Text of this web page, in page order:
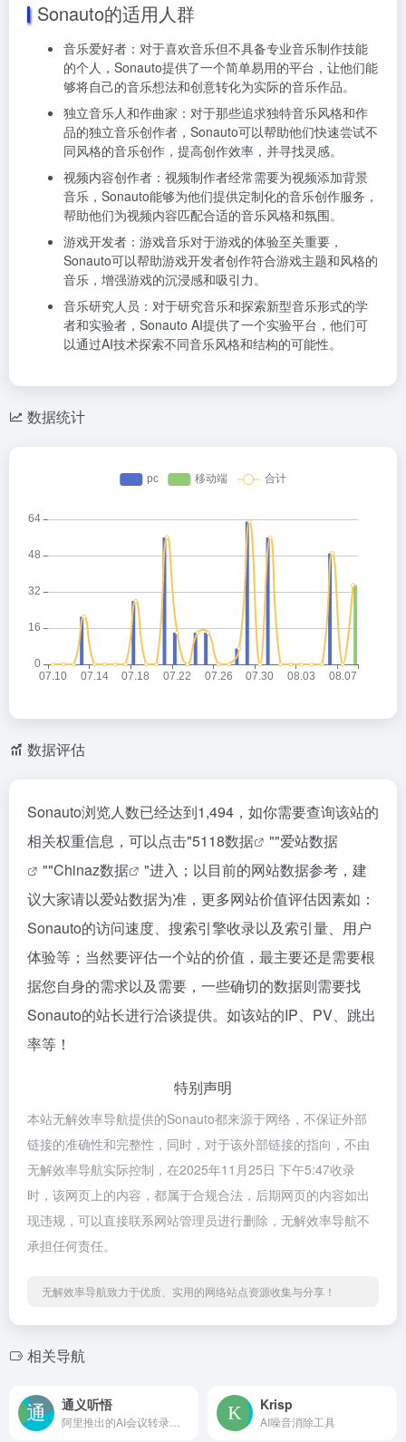
Sonauto的适用人群
音乐爱好者：对于喜欢音乐但不具备专业音乐制作技能
的个人，Sonauto提供了一个简单易用的平台，让他们能
够将自己的音乐想法和创意转化为实际的音乐作品。
独立音乐人和作曲家：对于那些追求独特音乐风格和作
品的独立音乐创作者，Sonauto可以帮助他们快速尝试不
同风格的音乐创作，提高创作效率，并寻找灵感。
视频内容创作者：视频制作者经常需要为视频添加背景
音乐，Sonauto能够为他们提供定制化的音乐创作服务，
帮助他们为视频内容匹配合适的音乐风格和氛围。
游戏开发者：游戏音乐对于游戏的体验至关重要，
Sonauto可以帮助游戏开发者创作符合游戏主题和风格的
音乐，增强游戏的沉浸感和吸引力。
音乐研究人员：对于研究音乐和探索新型音乐形式的学
者和实验者，Sonauto AI提供了一个实验平台，他们可
以通过AI技术探索不同音乐风格和结构的可能性。
数据统计
数据评估
Sonauto浏览人数已经达到1,494，如你需要查询该站的
相关权重信息，可以点击"5118数据 ""爱站数据
""Chinaz数据
"进入；以目前的网站数据参考，建
议大家请以爱站数据为准，更多网站价值评估因素如：
Sonauto的访问速度、搜索引擎收录以及索引量、用户
体验等；当然要评估一个站的价值，最主要还是需要根
据您自身的需求以及需要，一些确切的数据则需要找
Sonauto的站长进行洽谈提供。如该站的IP、PV、跳出
率等！
特别声明
本站无解效率导航提供的Sonauto都来源于网络，不保证外部
链接的准确性和完整性，同时，对于该外部链接的指向，不由
无解效率导航实际控制，在2025年11月25日 下午5:47收录
时，该网页上的内容，都属于合规合法，后期网页的内容如出
现违规，可以直接联系网站管理员进行删除，无解效率导航不
承担任何责任。
无解效率导航致力于优质、实用的网络站点资源收集与分享！
相关导航
通义听悟 Krisp
AI噪音消除工具